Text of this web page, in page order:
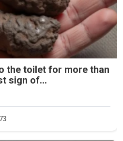
the toilet for more than
sign of...